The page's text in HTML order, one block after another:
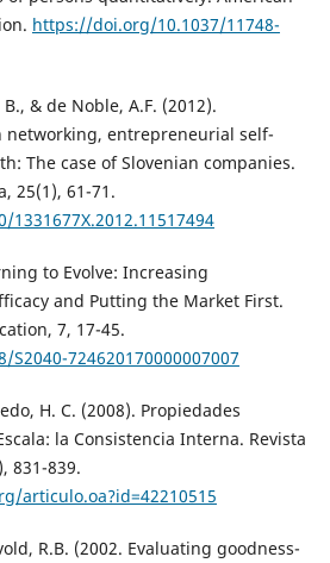
https://doi.org/10.1037/11748-
& de Noble, A.F. (2012).
networking, entrepreneurial self-
The case of Slovenian companies.
25(1), 61-71.
to Evolve: Increasing
and Putting the Market First.
7, 17-45.
724620170000007007
H. C. (2008). Propiedades
la Consistencia Interna. Revista
831-839.
articulo.oa?id=42210515
R.B. (2002. Evaluating goodness-